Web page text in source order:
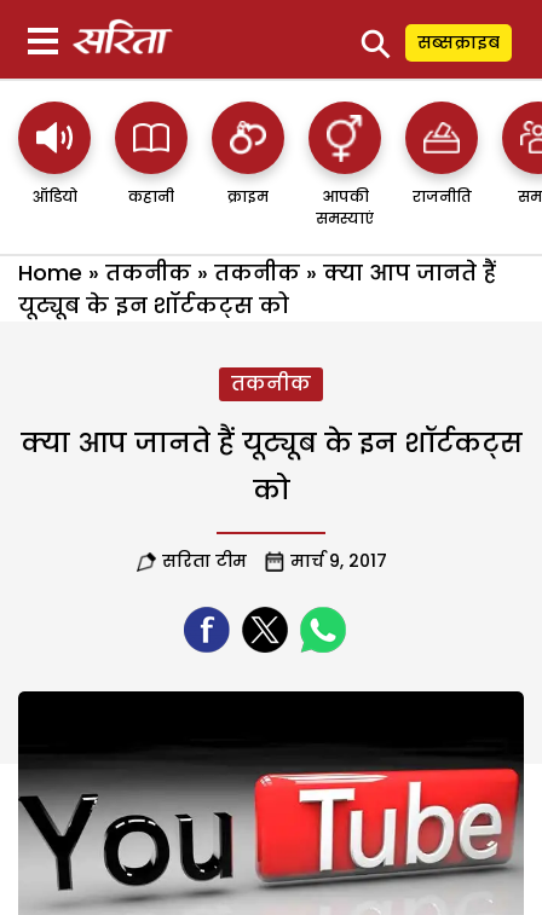
⚲ सब्सक्राइब
ऑडियो कहानी क्राइम
आपकी
समस्याएं
राजनीति
Home » तकनीक » तकनीक » क्या आप जानते हैं
यूट्यूब के इन शॉर्टकट्स को
तकनीक
क्या आप जानते हैं यूट्यूब के इन शॉर्टकट्स
को
सरिता टीम मार्च 9, 2017